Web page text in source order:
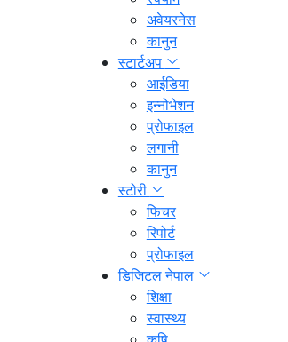
अवेयरनेस
कानुन
स्टार्टअप
आईडिया
इन्नोभेशन
प्रोफाइल
लगानी
कानुन
स्टोरी
फिचर
रिपोर्ट
प्रोफाइल
डिजिटल नेपाल
शिक्षा
स्वास्थ्य